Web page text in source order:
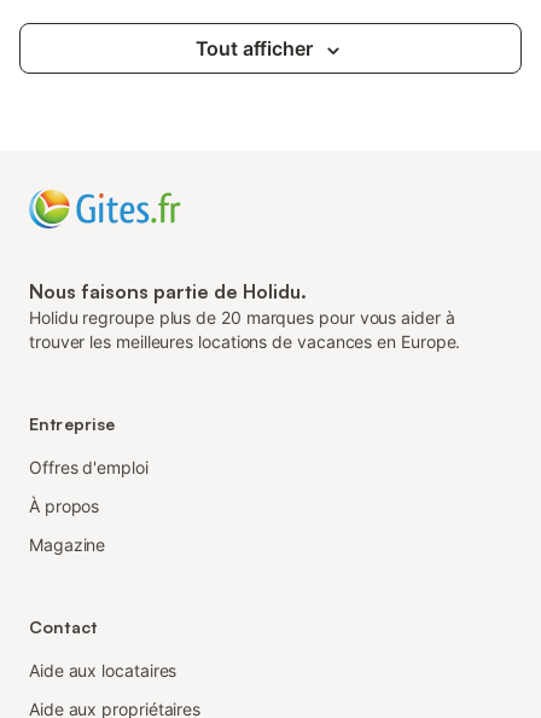
Tout afficher
Nous faisons partie de Holidu.
Holidu regroupe plus de 20 marques pour vous aider à
trouver les meilleures locations de vacances en Europe.
Entreprise
Offres d'emploi
À propos
Magazine
Contact
Aide aux locataires
Aide aux propriétaires